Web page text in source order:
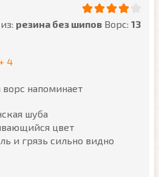
резина без шипов Ворс: 13
4
напоминает
шуба
цвет
и грязь сильно видно